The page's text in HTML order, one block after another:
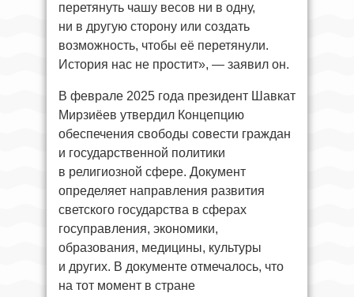
перетянуть чашу весов ни в одну,
ни в другую сторону или создать
возможность, чтобы её перетянули.
История нас не простит», — заявил он.
В феврале 2025 года президент Шавкат
Мирзиёев утвердил Концепцию
обеспечения свободы совести граждан
и государственной политики
в религиозной сфере. Документ
определяет направления развития
светского государства в сферах
госуправления, экономики,
образования, медицины, культуры
и других. В документе отмечалось, что
на тот момент в стране